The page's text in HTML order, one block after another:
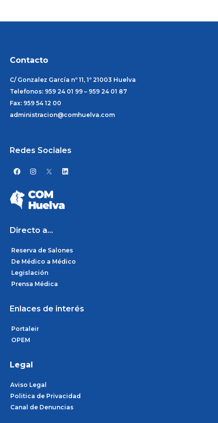
Contacto
C/ Gonzalez García nº 11, 1º 21003 Huelva
Telefonos: 959 24 01 99 – 959 24 01 87
Fax: 959 54 12 00
administracion@comhuelva.com
Redes Sociales
F
a
e
b
o
o
I
n
a
g
r
L
i
i
Directo a...
Reserva de Salones
De Médico a Médico
Legislación
Prensa Médica
Enlaces de interés
Portaleir
OPEM
Legal
Aviso Legal
Politica de Privacidad
Canal de Denuncias